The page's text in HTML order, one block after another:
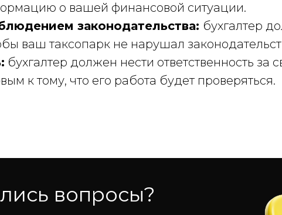
о вашей финансовой ситуации.
законодательства: бухгалтер
ваш таксопарк не нарушал
бухгалтер должен нести ответственность за
к тому, что его работа будет проверяться.
вопросы?